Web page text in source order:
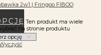
2w1 | Fringoo FIBOO
Ten produkt ma wiele
na stronie produktu